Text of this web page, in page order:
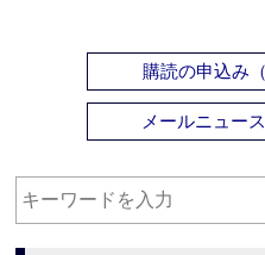
購読の申込み
メールニュー